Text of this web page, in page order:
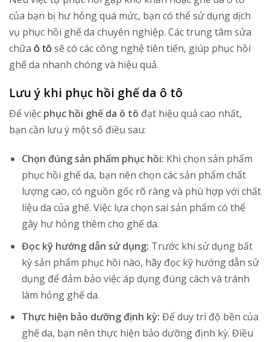
của bạn bị hư hỏng quá mức, bạn có thể sử dụng dịch
vụ phục hồi ghế da chuyên nghiệp. Các trung tâm sửa
chữa ô tô sẽ có các công nghệ tiên tiến, giúp phục hồi
ghế da nhanh chóng và hiệu quả.
Lưu ý khi phục hồi ghế da ô tô
Để việc phục hồi ghế da ô tô đạt hiệu quả cao nhất,
bạn cần lưu ý một số điều sau:
Chọn đúng sản phẩm phục hồi: Khi chọn sản phẩm
phục hồi ghế da, bạn nên chọn các sản phẩm chất
lượng cao, có nguồn gốc rõ ràng và phù hợp với chất
liệu da của ghế. Việc lựa chọn sai sản phẩm có thể
gây hư hỏng thêm cho ghế da.
Đọc kỹ hướng dẫn sử dụng: Trước khi sử dụng bất
kỳ sản phẩm phục hồi nào, hãy đọc kỹ hướng dẫn sử
dụng để đảm bảo việc áp dụng đúng cách và tránh
làm hỏng ghế da.
Thực hiện bảo dưỡng định kỳ: Để duy trì độ bền của
ghế da, bạn nên thực hiện bảo dưỡng định kỳ. Điều